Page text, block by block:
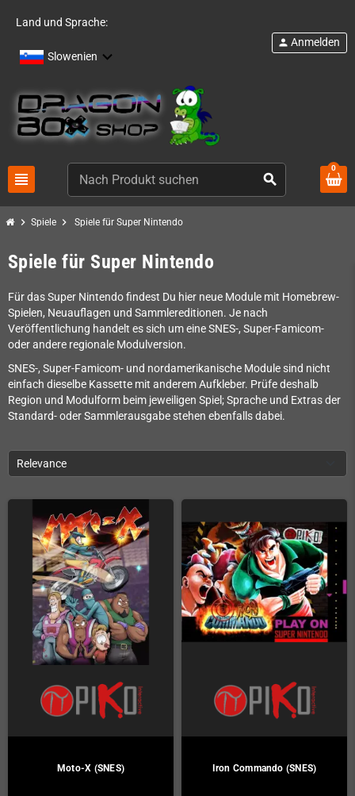
Land und Sprache:
Slowenien
view_headline search
person Anmelden
0
chevron_right Spiele chevron_right Spiele für Super Nintendo
Spiele für Super Nintendo
Für das Super Nintendo findest Du hier neue Module mit Homebrew-
Spielen, Neuauflagen und Sammlereditionen. Je nach
Veröffentlichung handelt es sich um eine SNES-, Super-Famicom-
oder andere regionale Modulversion.
SNES-, Super-Famicom- und nordamerikanische Module sind nicht
einfach dieselbe Kassette mit anderem Aufkleber. Prüfe deshalb
Region und Modulform beim jeweiligen Spiel; Sprache und Extras der
Standard- oder Sammlerausgabe stehen ebenfalls dabei.
Relevance
Moto-X (SNES) Iron Commando (SNES)